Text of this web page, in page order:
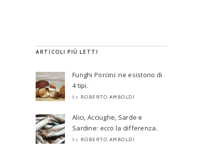
ARTICOLI PIÙ LETTI
Funghi Porcini: ne esistono di
4 tipi.
by ROBERTO AMBOLDI
Alici, Acciughe, Sarde e
Sardine: ecco la differenza.
by ROBERTO AMBOLDI